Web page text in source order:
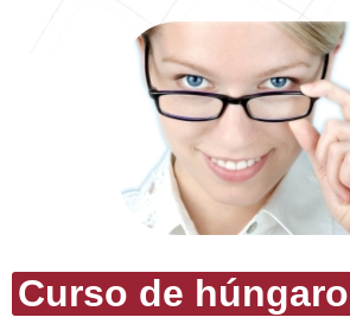
Curso de